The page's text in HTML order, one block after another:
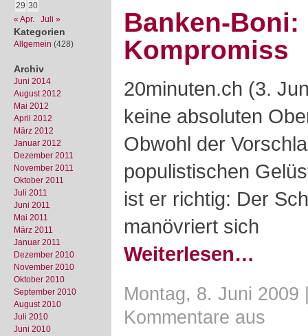
29 30
« Apr.
Juli »
Kategorien
Allgemein (428)
Archiv
Juni 2014
August 2012
Mai 2012
April 2012
März 2012
Januar 2012
Dezember 2011
November 2011
Oktober 2011
Juli 2011
Juni 2011
Mai 2011
März 2011
Januar 2011
Dezember 2010
November 2010
Oktober 2010
September 2010
August 2010
Juli 2010
Juni 2010
Banken-Boni:
Kompromiss
20minuten.ch (3.
keine absoluten
Obwohl der
populistischen
ist er richtig: Der
manövriert sich
Weiterlesen…
Montag, 8. Juni
Kommentare aus